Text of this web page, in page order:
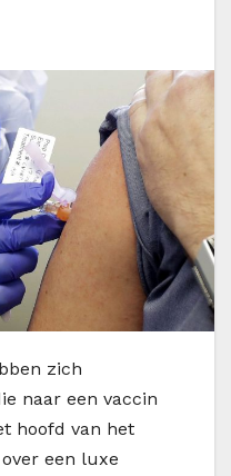
zich
naar een vaccin
hoofd van het
een luxe